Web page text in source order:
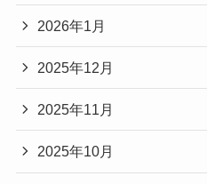
2026年1月
2025年12月
2025年11月
2025年10月